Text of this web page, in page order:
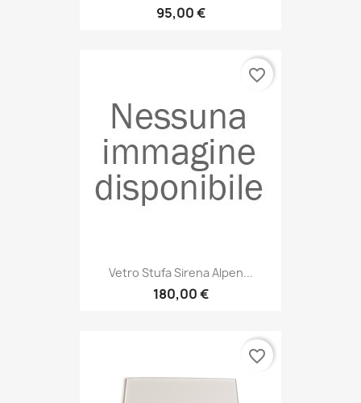
95,00 €
Vetro Stufa Sirena Alpen...
180,00 €
favorite_border
favorite_border